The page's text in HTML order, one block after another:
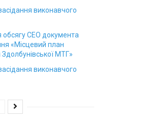
виконавчого
обсягу СЕО документа
«Місцевий план
МТГ»
виконавчого